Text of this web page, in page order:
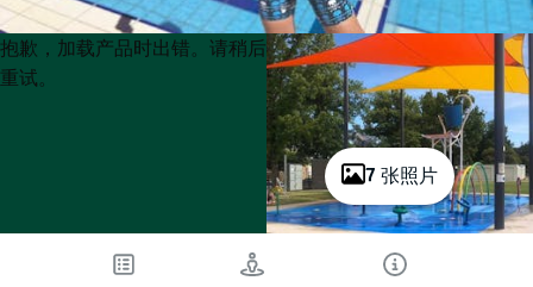
7 张照片
Product
List
Product
List
抱歉，加载产品时出错。请稍后
重试。